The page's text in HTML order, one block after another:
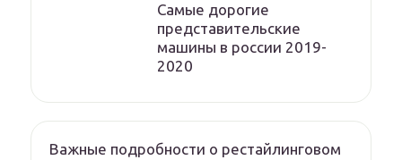
Cамые дорогие
представительские
машины в россии 2019-
2020
Важные подробности о рестайлинговом